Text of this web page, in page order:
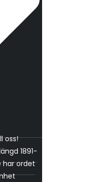
oss!
1891-
har ordet